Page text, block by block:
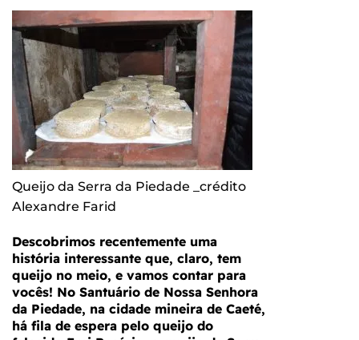
Queijo da Serra da Piedade _crédito
Alexandre Farid
Descobrimos recentemente uma
história interessante que, claro, tem
queijo no meio, e vamos contar para
vocês! No Santuário de Nossa Senhora
da Piedade, na cidade mineira de Caeté,
há fila de espera pelo queijo do